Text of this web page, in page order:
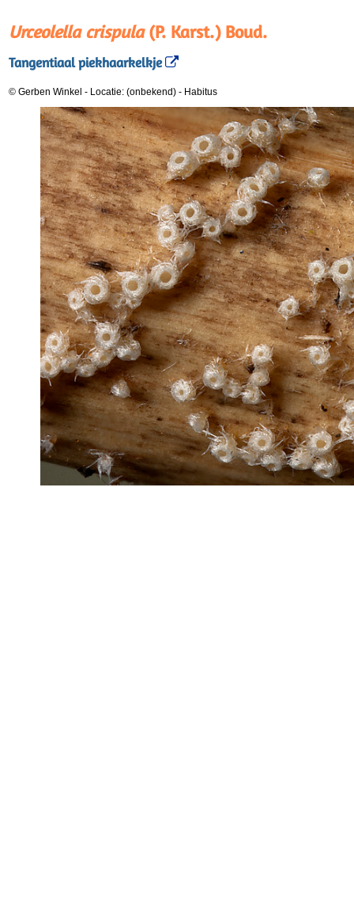
Urceolella crispula(P. Karst.) Boud.
Tangentiaal piekhaarkelkje
© Gerben Winkel - Locatie: (onbekend) - Habitus